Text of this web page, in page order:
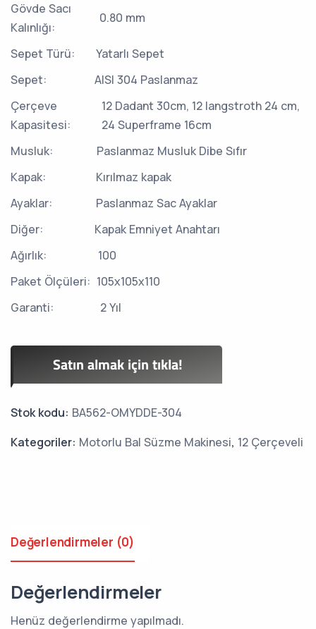
Gövde Sacı
Kalınlığı:
0.80 mm
Sepet Türü:
Yatarlı Sepet
Sepet:
AISI 304 Paslanmaz
Çerçeve
Kapasitesi:
12 Dadant 30cm, 12 langstroth 24 cm,
24 Superframe 16cm
Musluk:
Paslanmaz Musluk Dibe Sıfır
Kapak:
Kırılmaz kapak
Ayaklar:
Paslanmaz Sac Ayaklar
Diğer:
Kapak Emniyet Anahtarı
Ağırlık:
100
Paket Ölçüleri: 105x105x110
Garanti:
2 Yıl
Satın almak için tıkla!
Stok kodu: BA562-OMYDDE-304
Kategoriler: Motorlu Bal Süzme Makinesi, 12 Çerçeveli
Değerlendirmeler (0)
Değerlendirmeler
Henüz değerlendirme yapılmadı.